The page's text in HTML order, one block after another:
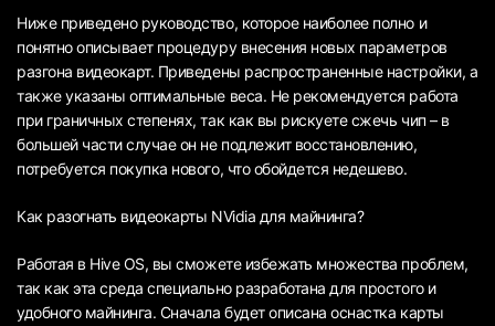
Ниже приведено руководство, которое наиболее полно и
понятно описывает процедуру внесения новых параметров
разгона видеокарт. Приведены распространенные настройки, а
также указаны оптимальные веса. Не рекомендуется работа
при граничных степенях, так как вы рискуете сжечь чип – в
большей части случае он не подлежит восстановлению,
потребуется покупка нового, что обойдется недешево.
Как разогнать видеокарты NVidia для майнинга?
Работая в Hive OS, вы сможете избежать множества проблем,
так как эта среда специально разработана для простого и
удобного майнинга. Сначала будет описана оснастка карты